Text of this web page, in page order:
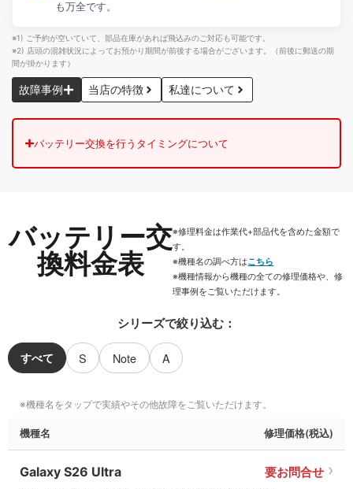
も万全です。
※1) ご予約が空いていて、部品在庫があれば飛込みのご対応も可能です。
※2) 店頭の混雑状況によってお預かり期間が前後する場合がございます。（前後に郵送の期
間が掛かります）
故障事例 当店の特徴 私達について
バッテリー交換を行うタイミングについて
バッテリー交
換料金表
※修理料金は作業代+部品代を含めた金額で
す。
※機種名の調べ方はこちら
※機種情報から機種の全ての修理価格や、修
理事例をご覧いただけます。
シリーズで絞り込む：
すべて S Note A
機種名 修理価格(税込)
Galaxy S26 Ultra 要お問合せ